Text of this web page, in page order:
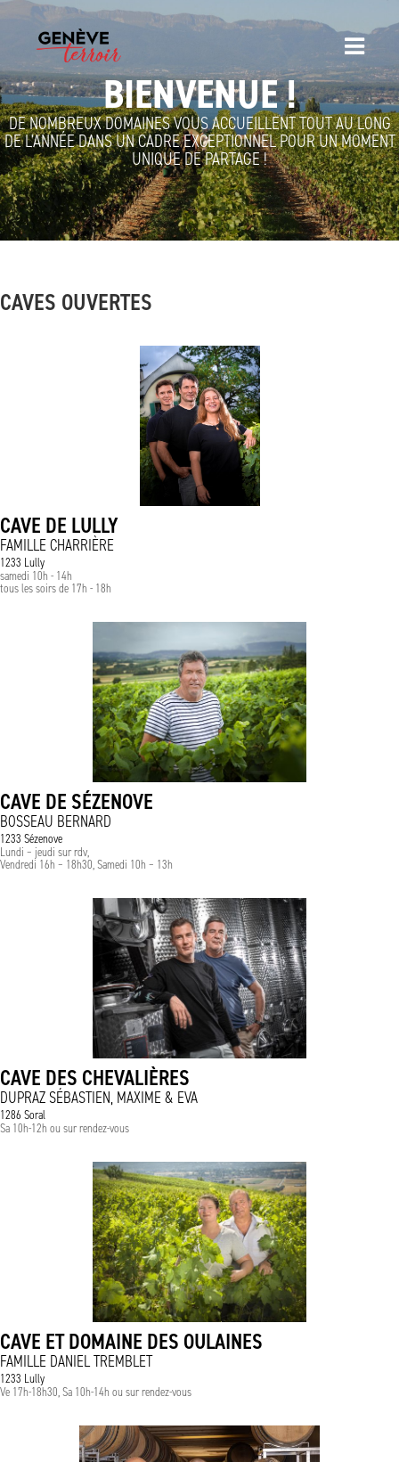
BIENVENUE !
DE NOMBREUX DOMAINES VOUS ACCUEILLENT TOUT AU LONG
DE L'ANNÉE DANS UN CADRE EXCEPTIONNEL POUR UN MOMENT
UNIQUE DE PARTAGE !
CAVES OUVERTES
CAVE DE LULLY
FAMILLE CHARRIÈRE
1233 Lully
samedi 10h - 14h
tous les soirs de 17h - 18h
CAVE DE SÉZENOVE
BOSSEAU BERNARD
1233 Sézenove
Lundi – jeudi sur rdv,
Vendredi 16h – 18h30, Samedi 10h – 13h
CAVE DES CHEVALIÈRES
DUPRAZ SÉBASTIEN, MAXIME & EVA
1286 Soral
Sa 10h-12h ou sur rendez-vous
CAVE ET DOMAINE DES OULAINES
FAMILLE DANIEL TREMBLET
1233 Lully
Ve 17h-18h30, Sa 10h-14h ou sur rendez-vous